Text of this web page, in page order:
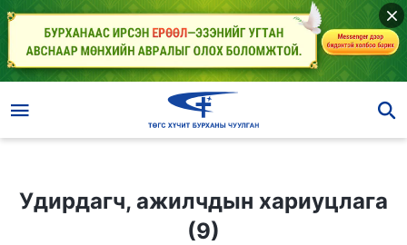
Удирдагч, ажилчдын хариуцлага (9)
Удирдагч, ажилчдын хариуцлага
(9)